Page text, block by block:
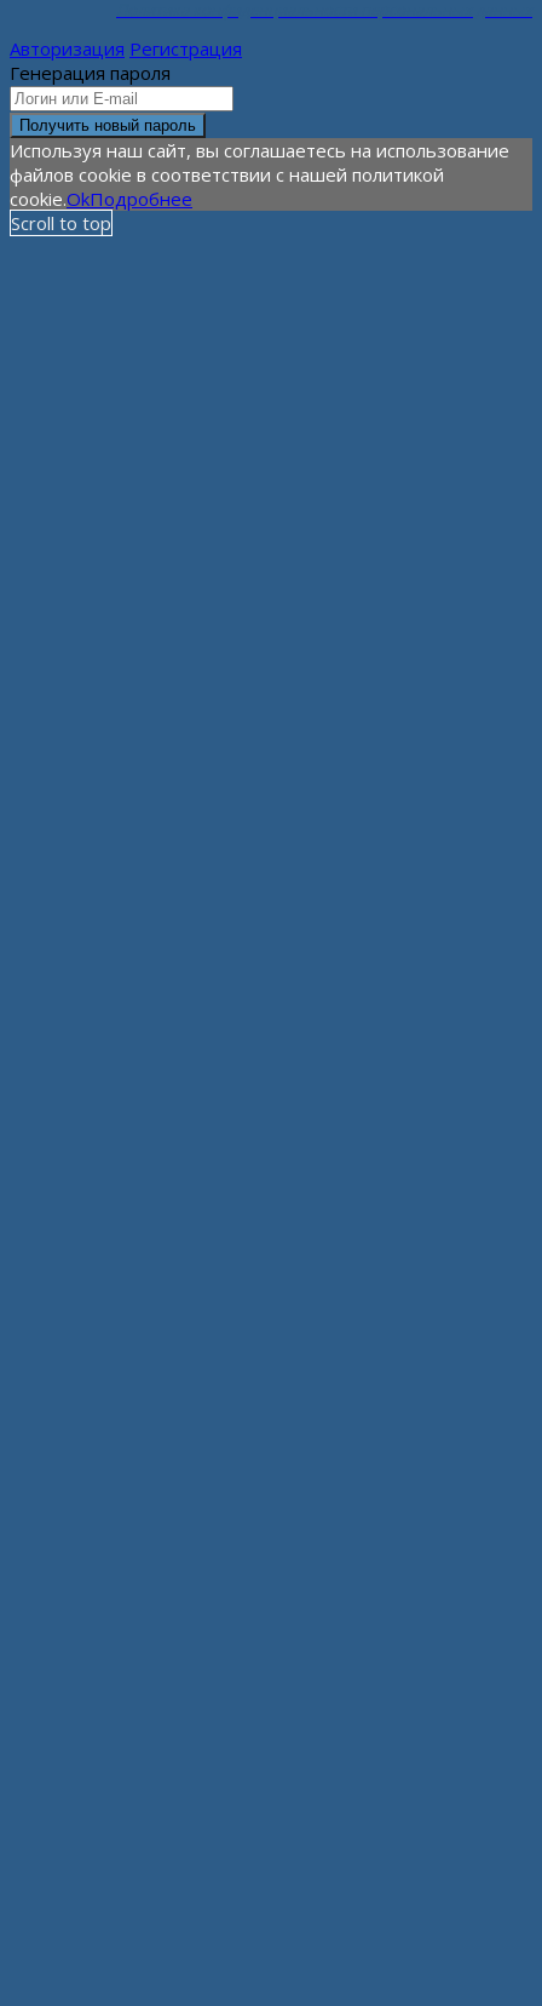
Авторизация Регистрация
Генерация пароля
Используя наш сайт, вы соглашаетесь на использование
файлов cookie в соответствии с нашей политикой
cookie.OkПодробнее
Scroll to top